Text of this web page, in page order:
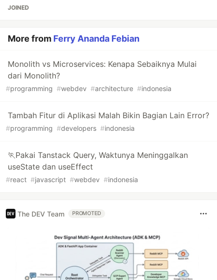
JOINED
More from Ferry Ananda Febian
Monolith vs Microservices: Kenapa Sebaiknya Mulai
dari Monolith?
#programming #webdev #architecture #indonesia
Tambah Fitur di Aplikasi Malah Bikin Bagian Lain Error?
#programming #developers #indonesia
🏃Pakai Tanstack Query, Waktunya Meninggalkan
useState dan useEffect
#react #javascript #webdev #indonesia
The DEV Team PROMOTED